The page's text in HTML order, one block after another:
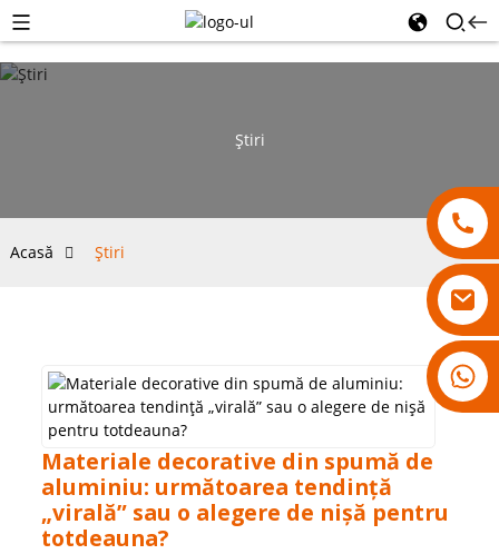
Ştiri
Acasă Ştiri
Materiale decorative din spumă de
aluminiu: următoarea tendință
„virală” sau o alegere de nișă pentru
totdeauna?